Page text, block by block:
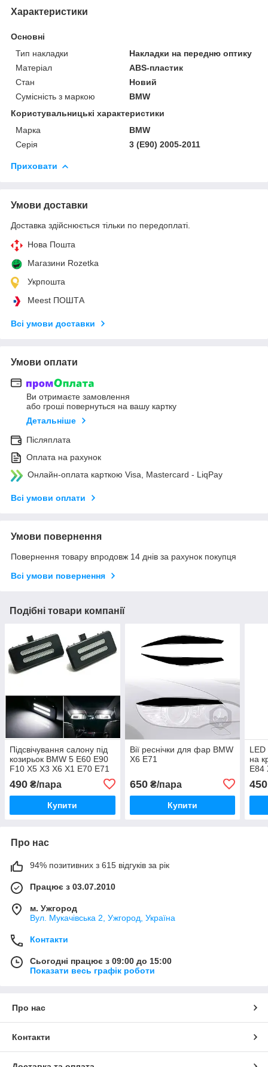
Характеристики
Основні
Тип накладки
Накладки на передню оптику
Матеріал
ABS-пластик
Стан
Новий
Сумісність з маркою
BMW
Користувальницькі характеристики
Марка
BMW
Серія
3 (E90) 2005-2011
Приховати
Умови доставки
Доставка здійснюється тільки по передоплаті.
Нова Пошта
Магазини Rozetka
Укрпошта
Meest ПОШТА
Всі умови доставки
Умови оплати
Ви отримаєте замовлення
або гроші повернуться на вашу картку
Детальніше
Післяплата
Оплата на рахунок
Онлайн-оплата карткою Visa, Mastercard - LiqPay
Всі умови оплати
Умови повернення
Повернення товару впродовж 14 днів за рахунок покупця
Всі умови повернення
Подібні товари компанії
Підсвічування салону під
козирьок BMW 5 E60 E90
F10 X5 X3 X6 X1 E70 E71
490 ₴/пара
Купити
Вії реснічки для фар BMW
X6 E71
650₴/пара
Купити
LED
на
E84
450
Про нас
94% позитивних з 615 відгуків за рік
Працює з 03.07.2010
м. Ужгород
Вул. Мукачівська 2, Ужгород, Україна
Контакти
Сьогодні працює з 09:00 до 15:00
Показати весь графік роботи
Про нас
Контакти